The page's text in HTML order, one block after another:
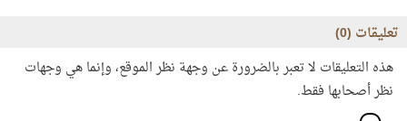
تعليقات (0
)
هذه التعليقات لا تعبر بالضرورة عن وجهة نظر الموقع، وإنما هي وجهات
نظر أصحابها فقط.